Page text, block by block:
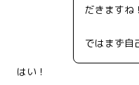
だきますね！
ではまず自
はい！